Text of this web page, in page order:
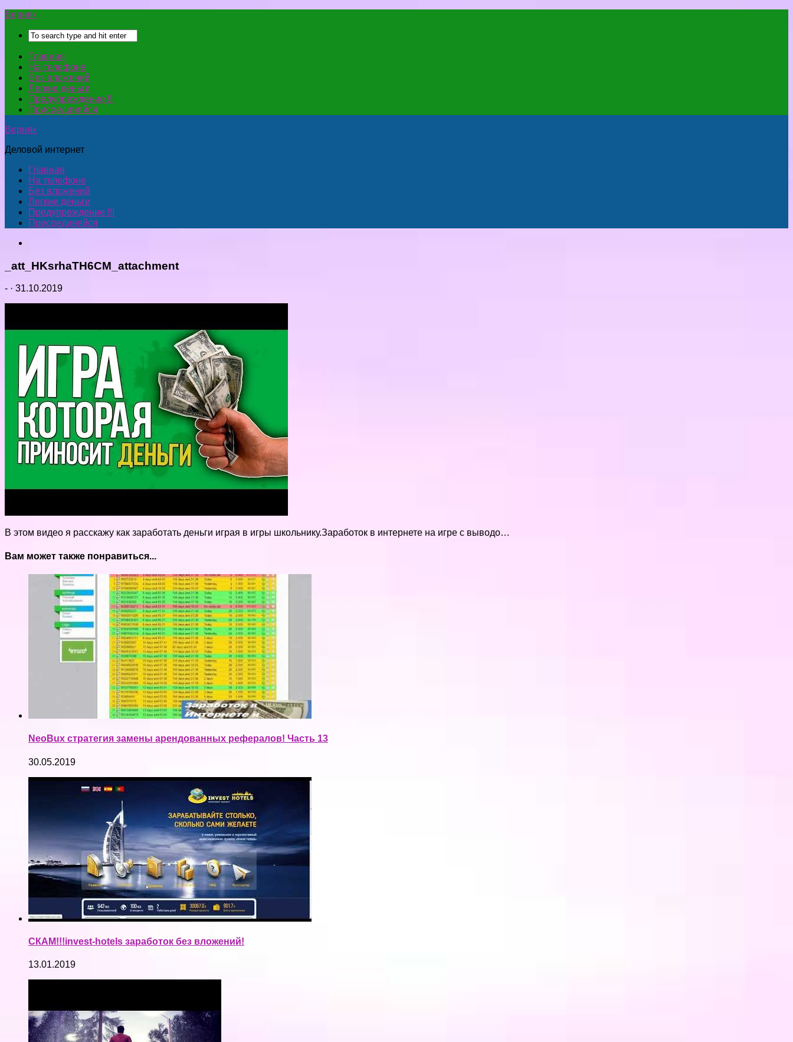
Верняк
Главная
На телефоне
Без вложений
Легкие деньги
Предупреждение !!!
Присоединяйся
Верняк
Деловой интернет
Главная
На телефоне
Без вложений
Легкие деньги
Предупреждение !!!
Присоединяйся
_att_HKsrhaTH6CM_attachment
- · 31.10.2019
В этом видео я расскажу как заработать деньги играя в игры школьнику.Заработок в интернете на игре с выводо…
Вам может также понравиться...
NeoBux стратегия замены арендованных рефералов! Часть 13
30.05.2019
СКАМ!!!invest-hotels заработок без вложений!
13.01.2019